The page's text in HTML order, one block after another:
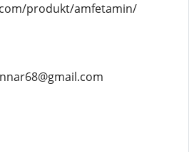
produkt/amfetamin/